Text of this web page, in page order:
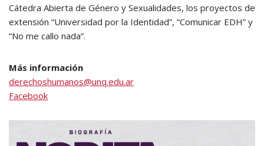
Cátedra Abierta de Género y Sexualidades, los proyectos de
extensión “Universidad por la Identidad”, “Comunicar EDH” y
“No me callo nada”.
Más información
derechoshumanos@unq.edu.ar
Facebook